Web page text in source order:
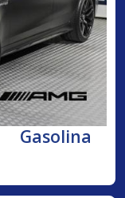
Gasolina